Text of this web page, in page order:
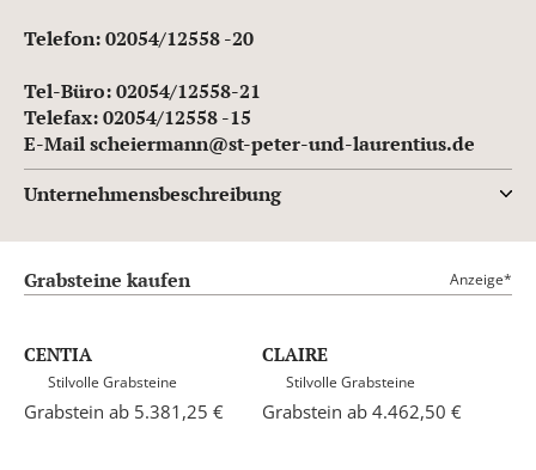
Telefon: 02054/12558 -20
Tel-Büro: 02054/12558-21
Telefax: 02054/12558 -15
E-Mail scheiermann@st-peter-und-laurentius.de
Unternehmensbeschreibung
Grabsteine kaufen Anzeige*
CENTIA
Stilvolle Grabsteine
Grabstein ab 5.381,25 €
CLAIRE
Stilvolle Grabsteine
Grabstein ab 4.462,50 €